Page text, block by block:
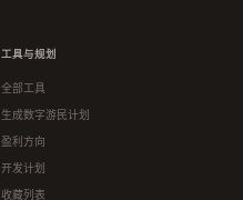
工具与规划
全部工具
生成数字游民计划
盈利方向
开发计划
收藏列表